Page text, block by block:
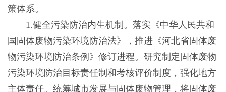
策体系。
1.健全污染防治内生机制。落实《中华人民共和
国固体废物污染环境防治法》，推进《河北省固体废
物污染环境防治条例》修订进程。研究制定固体废物
污染环境防治目标责任制和考核评价制度，强化地方
主体责任。统筹城市发展与固体废物管理，将固体废